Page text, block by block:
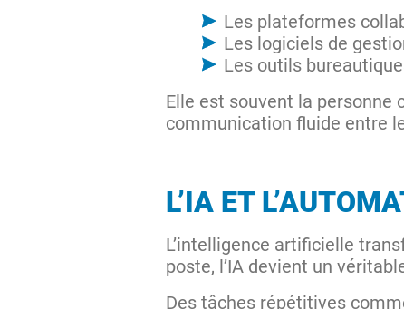
Les plateformes
Les logiciels de
Les outils
Elle est souvent la personne
communication fluide entre
L’IA ET
L’intelligence artificielle
poste, l’IA devient un
Des tâches répétitives